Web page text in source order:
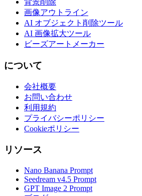
背景削除
画像アウトライン
AI オブジェクト削除ツール
AI 画像拡大ツール
ビーズアートメーカー
について
会社概要
お問い合わせ
利用規約
プライバシーポリシー
Cookieポリシー
リソース
Nano Banana Prompt
Seedream v4.5 Prompt
GPT Image 2 Prompt